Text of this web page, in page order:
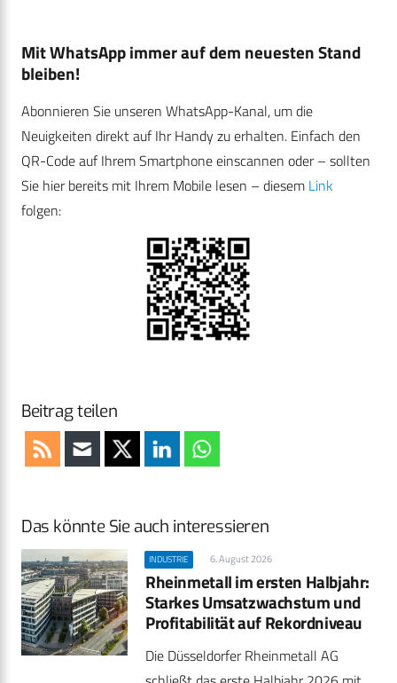
Mit WhatsApp immer auf dem neuesten Stand
bleiben!
Abonnieren Sie unseren WhatsApp-Kanal, um die
Neuigkeiten direkt auf Ihr Handy zu erhalten. Einfach den
QR-Code auf Ihrem Smartphone einscannen oder – sollten
Sie hier bereits mit Ihrem Mobile lesen – diesem Link
folgen:
Beitrag teilen
Das könnte Sie auch interessieren
INDUSTRIE 6. August 2026
Rheinmetall im ersten Halbjahr:
Starkes Umsatzwachstum und
Profitabilität auf Rekordniveau
Die Düsseldorfer Rheinmetall AG